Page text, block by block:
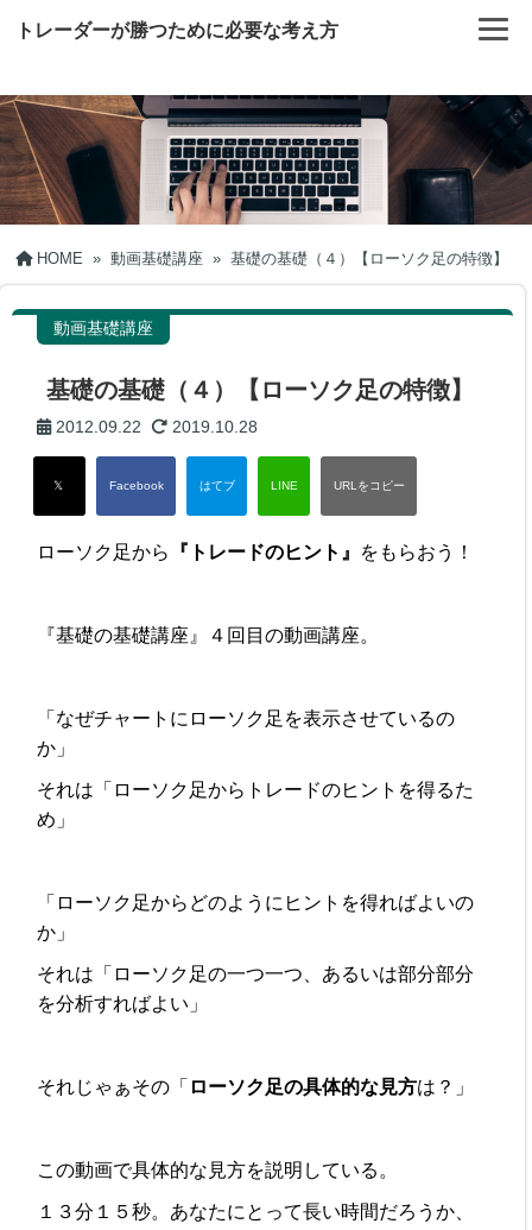
トレーダーが勝つために必要な考え方
HOME » 動画基礎講座 » 基礎の基礎（４）【ローソク足の特徴】
動画基礎講座
基礎の基礎（４）【ローソク足の特徴】
2012.09.22 2019.10.28
ローソク足から 『トレードのヒント』 をもらおう！
『基礎の基礎講座』４回目の動画講座。
「なぜチャートにローソク足を表示させているの
か」
それは「ローソク足からトレードのヒントを得るた
め」
「ローソク足からどのようにヒントを得ればよいの
か」
それは「ローソク足の一つ一つ、あるいは部分部分
を分析すればよい」
それじゃぁその「 ローソク足の具体的な見方は？」
この動画で具体的な見方を説明している。
１３分１５秒。あなたにとって長い時間だろうか、